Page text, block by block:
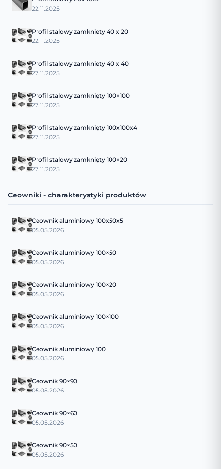
22.11.2025
Profil stalowy zamkniety 40 x 20
22.11.2025
Profil stalowy zamkniety 40 x 40
22.11.2025
Profil stalowy zamknięty 100×100
22.11.2025
Profil stalowy zamknięty 100x100x4
22.11.2025
Profil stalowy zamknięty 100×20
22.11.2025
Ceowniki - charakterystyki produktów
Ceownik aluminiowy 100x50x5
05.05.2026
Ceownik aluminiowy 100×50
05.05.2026
Ceownik aluminiowy 100×20
05.05.2026
Ceownik aluminiowy 100×100
05.05.2026
Ceownik aluminiowy 100
05.05.2026
Ceownik 90×90
05.05.2026
Ceownik 90×60
05.05.2026
Ceownik 90×50
05.05.2026